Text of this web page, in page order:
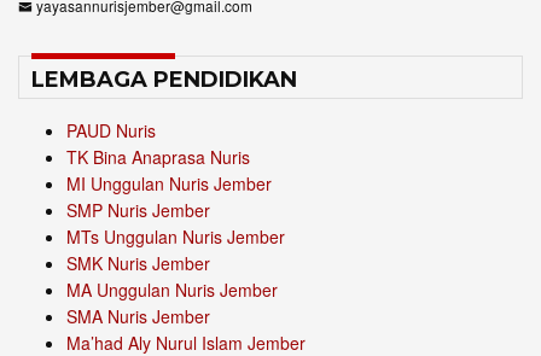
yayasannurisjember@gmail.com
LEMBAGA PENDIDIKAN
PAUD Nuris
TK Bina Anaprasa Nuris
MI Unggulan Nuris Jember
SMP Nuris Jember
MTs Unggulan Nuris Jember
SMK Nuris Jember
MA Unggulan Nuris Jember
SMA Nuris Jember
Ma’had Aly Nurul Islam Jember